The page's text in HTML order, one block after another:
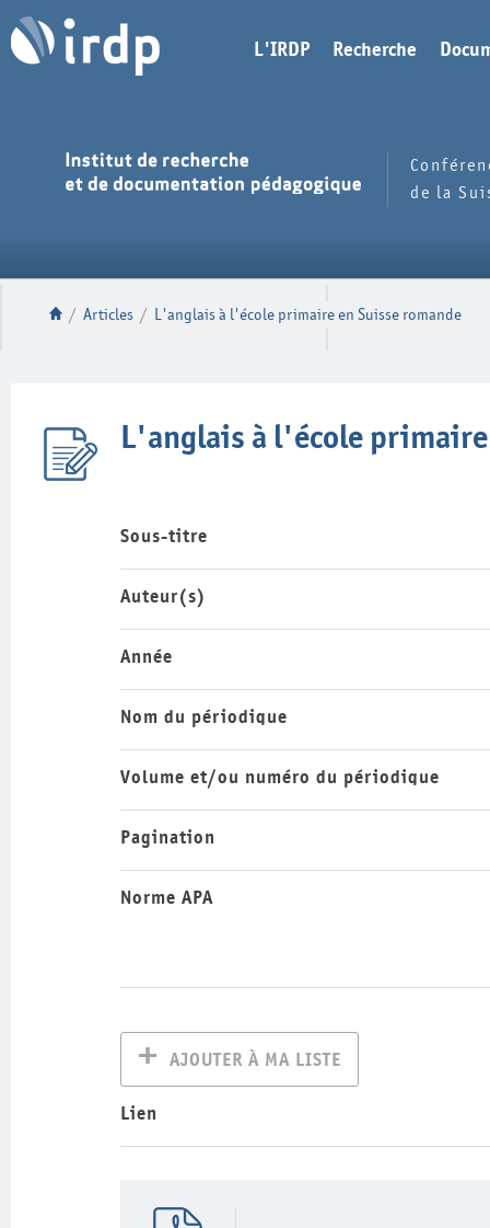
L'IRDP Recherche
de la
/ Articles / L'anglais à l'école primaire en Suisse romande
L'anglais à l'école
Sous-titre
Auteur(s)
Année
Nom du périodique
Volume et/ou numéro du périodique
Pagination
Norme APA
AJOUTER À MA LISTE
Lien